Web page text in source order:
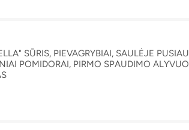
SŪRIS, PIEVAGRYBIAI, SAULĖJE PUSIAU
POMIDORAI, PIRMO SPAUDIMO